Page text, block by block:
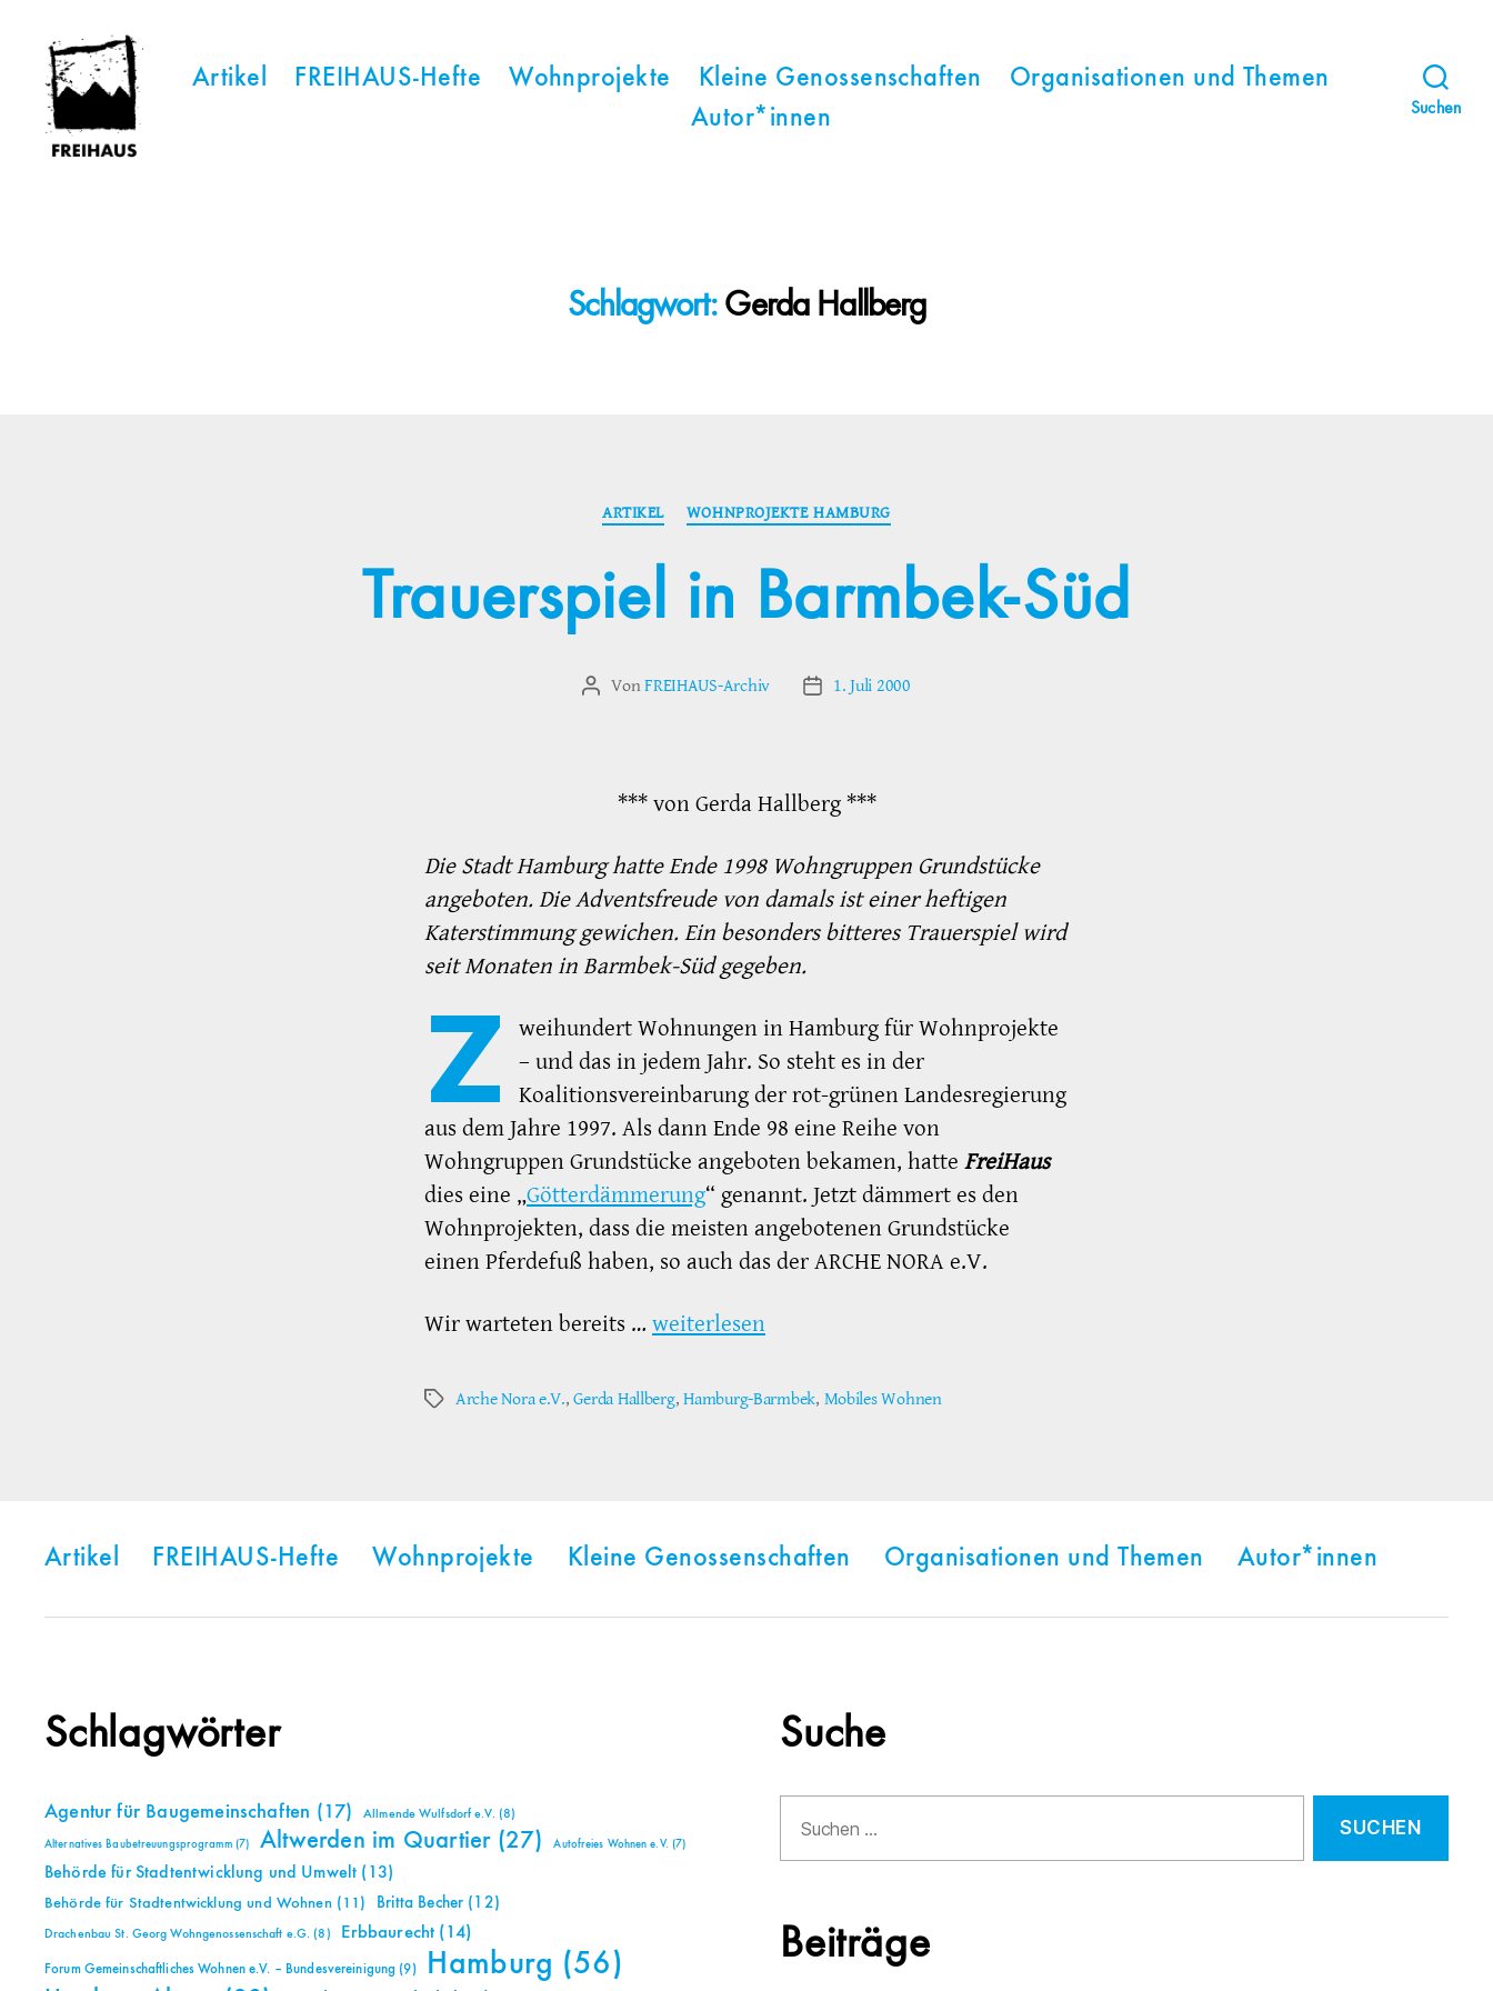
Artikel FREIHAUS-Hefte Wohnprojekte Kleine Genossenschaften
Organisationen und Themen
Autor*innen
Suchen
Schlagwort: Gerda Hallberg
Kategorien
ARTIKEL WOHNPROJEKTE HAMBURG
Trauerspiel in Barmbek-Süd
Beitragsautor
VonFREIHAUS-Archiv Veröffentlichungsdatum
1. Juli 2000
*** von Gerda Hallberg ***
Die Stadt Hamburg hatte Ende 1998 Wohngruppen Grundstücke
angeboten. Die Adventsfreude von damals ist einer heftigen
Katerstimmung gewichen. Ein besonders bitteres Trauerspiel wird
seit Monaten in Barmbek-Süd gegeben.
Z
weihundert Wohnungen in Hamburg für Wohnprojekte
– und das in jedem Jahr. So steht es in der
Koalitionsvereinbarung der rot-grünen Landesregierung
aus dem Jahre 1997. Als dann Ende 98 eine Reihe von
Wohngruppen Grundstücke angeboten bekamen, hatte FreiHaus
dies eine „Götterdämmerung“ genannt. Jetzt dämmert es den
Wohnprojekten, dass die meisten angebotenen Grundstücke
einen Pferdefuß haben, so auch das der ARCHE NORA e.V.
Wir warteten bereits … weiterlesen
Schlagwörter
Arche Nora e.V.,Gerda Hallberg,Hamburg-Barmbek, Mobiles Wohnen
Artikel FREIHAUS-Hefte Wohnprojekte Kleine Genossenschaften Organisationen und Themen Autor*innen
Schlagwörter
Agentur für Baugemeinschaften (17) Allmende Wulfsdorf e.V. (8)
Alternatives Baubetreuungsprogramm(7) Altwerden im Quartier(27) Autofreies Wohnen e.V. (7)
Behörde für Stadtentwicklung und Umwelt (13)
Behörde für Stadtentwicklung und Wohnen(11) Britta Becher (12)
Drachenbau St. Georg Wohngenossenschaft e.G. (8) Erbbaurecht (14)
Forum Gemeinschaftliches Wohnen e.V. – Bundesvereinigung (9) Hamburg (56)
Suche
nach:
Beiträge